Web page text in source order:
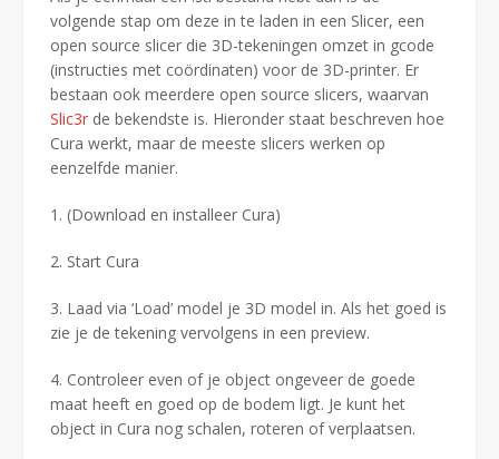
volgende stap om deze in te laden in een Slicer, een
open source slicer die 3D-tekeningen omzet in gcode
(instructies met coördinaten) voor de 3D-printer. Er
bestaan ook meerdere open source slicers, waarvan
Slic3r de bekendste is. Hieronder staat beschreven hoe
Cura werkt, maar de meeste slicers werken op
eenzelfde manier.
1. (Download en installeer Cura)
2. Start Cura
3. Laad via ‘Load’ model je 3D model in. Als het goed is
zie je de tekening vervolgens in een preview.
4. Controleer even of je object ongeveer de goede
maat heeft en goed op de bodem ligt. Je kunt het
object in Cura nog schalen, roteren of verplaatsen.